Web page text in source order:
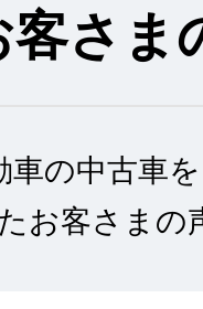
客さま
車の中古車
お客さまの